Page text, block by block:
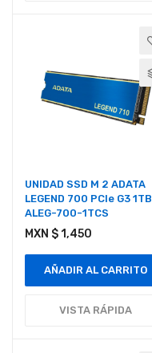
UNIDAD SSD M 2 ADATA
LEGEND 700 PCIe G3 1TB
ALEG-700-1TCS
MXN $ 1,450
AÑADIR AL CARRITO
VISTA RÁPIDA